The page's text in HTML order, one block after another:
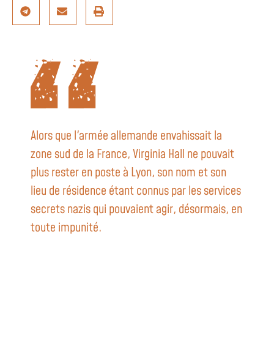
Alors que l'armée allemande envahissait la
zone sud de la France, Virginia Hall ne pouvait
plus rester en poste à Lyon, son nom et son
lieu de résidence étant connus par les services
secrets nazis qui pouvaient agir, désormais, en
toute impunité.